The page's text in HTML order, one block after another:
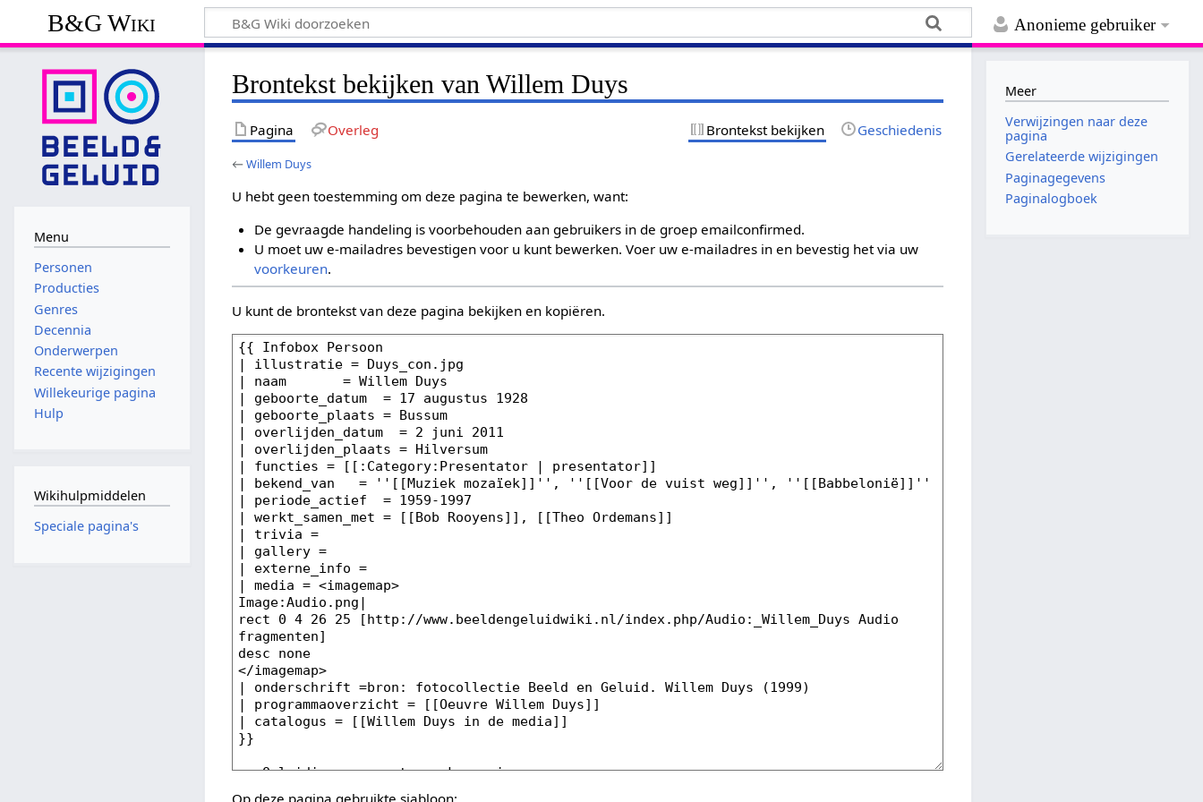
Anonieme gebruiker
B&G Wiki
Brontekst bekijken van Willem Duys
Pagina Overleg Brontekst bekijken Geschiedenis
←Willem Duys
U hebt geen toestemming om deze pagina te bewerken, want:
De gevraagde handeling is voorbehouden aan gebruikers in de groep emailconfirmed.
U moet uw e-mailadres bevestigen voor u kunt bewerken. Voer uw e-mailadres in en bevestig het via uw
voorkeuren.
U kunt de brontekst van deze pagina bekijken en kopiëren.
Op deze pagina gebruikte sjabloon:
Menu
Personen
Producties
Genres
Decennia
Onderwerpen
Recente wijzigingen
Willekeurige pagina
Hulp
Wikihulpmiddelen
Speciale pagina's
Meer
Verwijzingen naar deze
pagina
Gerelateerde wijzigingen
Paginagegevens
Paginalogboek